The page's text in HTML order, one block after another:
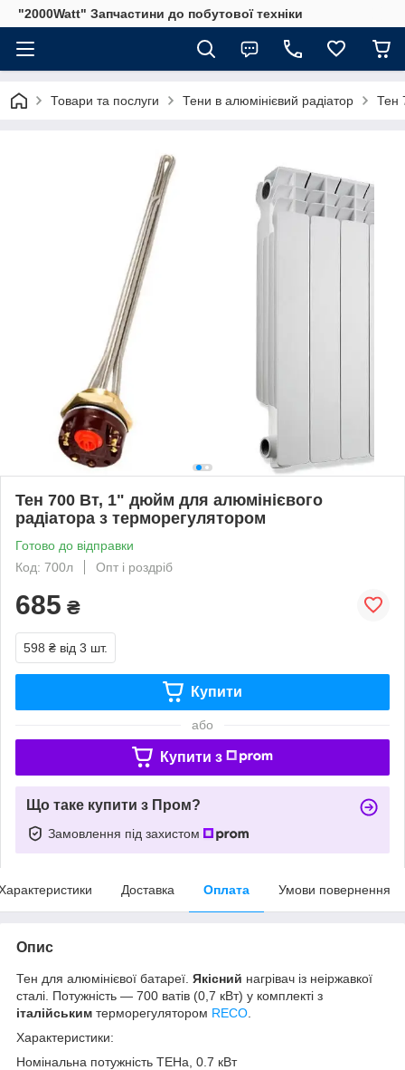
"2000Watt" Запчастини до побутової техніки
Товари та послуги Тени в алюмінієвий радіатор Тен
Тен 700 Вт, 1" дюйм для алюмінієвого
радіатора з терморегулятором
Готово до відправки
Код: 700л
Опт і роздріб
685 ₴
598 ₴ від 3 шт.
Купити
або
Купити з
Що таке купити з Пром?
Замовлення під захистом
Доставка Оплата Умови повернення
Опис
Тен для алюмінієвої батареї. Якісний нагрівач із неіржавкої
сталі. Потужність — 700 ватів (0,7 кВт) у комплекті з
італійським терморегулятором RECO
Характеристики:
Номінальна потужність ТЕНа, 0.7 кВт